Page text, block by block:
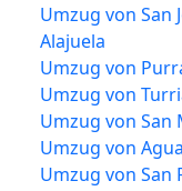
Umzug von San
Alajuela
Umzug von
Umzug von
Umzug von San
Umzug von
Umzug von San